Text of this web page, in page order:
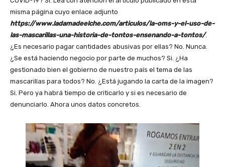
misma página cuyo enlace adjunto
https://www.ladamadeelche.com/articulos/la-oms-y-el-uso-de-
las-mascarillas-una-historia-de-tontos-ensenando-a-tontos/.
¿Es necesario pagar cantidades abusivas por ellas? No. Nunca.
¿Se está haciendo negocio por parte de muchos? Si. ¿Ha
gestionado bien el gobierno de nuestro país el tema de las
mascarillas para todos? No. ¿Está jugando la carta de la imagen?
Si. Pero ya habrá tiempo de criticarlo y si es necesario de
denunciarlo. Ahora unos datos concretos.